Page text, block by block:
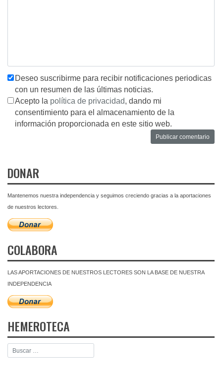
Deseo suscribirme para recibir notificaciones periodicas
con un resumen de las últimas noticias.
Acepto la política de privacidad, dando mi
consentimiento para el almacenamiento de la
información proporcionada en este sitio web.
DONAR
Mantenemos nuestra independencia y seguimos creciendo gracias a la aportaciones
de nuestros lectores.
COLABORA
LAS APORTACIONES DE NUESTROS LECTORES SON LA BASE DE NUESTRA
INDEPENDENCIA
HEMEROTECA